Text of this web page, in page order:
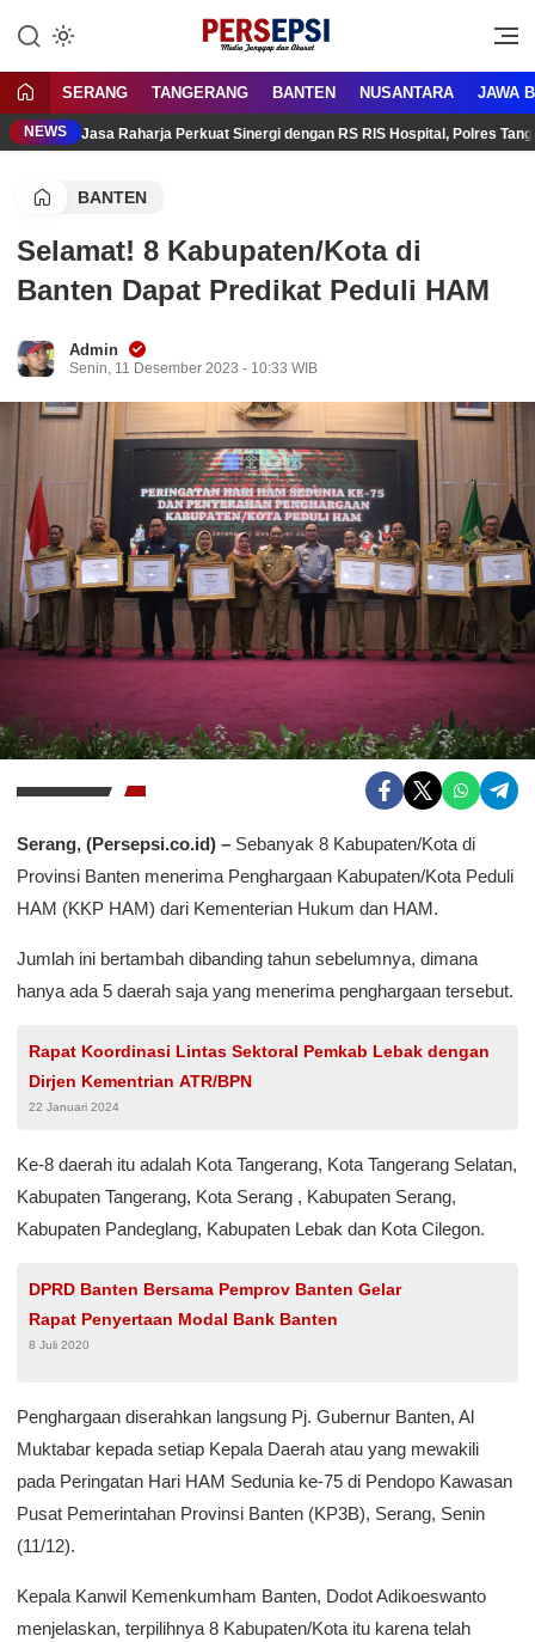
konten
Persepsi.co.id
Media Tanggap Dan Akurat
SERANG TANGERANG BANTEN NUSANTARA JAWA
NEWS Jasa Raharja Perkuat Sinergi dengan RS RIS Hospital, Polres
BANTEN
Selamat! 8 Kabupaten/Kota di
Banten Dapat Predikat Peduli HAM
Admin
Senin, 11 Desember 2023 - 10:33 WIB
Serang, (Persepsi.co.id) – Sebanyak 8 Kabupaten/Kota di
Provinsi Banten menerima Penghargaan Kabupaten/Kota Peduli
HAM (KKP HAM) dari Kementerian Hukum dan HAM.
Jumlah ini bertambah dibanding tahun sebelumnya, dimana
hanya ada 5 daerah saja yang menerima penghargaan tersebut.
Rapat Koordinasi Lintas Sektoral Pemkab Lebak dengan
Dirjen Kementrian ATR/BPN
22 Januari 2024
Ke-8 daerah itu adalah Kota Tangerang, Kota Tangerang Selatan,
Kabupaten Tangerang, Kota Serang , Kabupaten Serang,
Kabupaten Pandeglang, Kabupaten Lebak dan Kota Cilegon.
DPRD Banten Bersama Pemprov Banten Gelar
Rapat Penyertaan Modal Bank Banten
8 Juli 2020
Penghargaan diserahkan langsung Pj. Gubernur Banten, Al
Muktabar kepada setiap Kepala Daerah atau yang mewakili
pada Peringatan Hari HAM Sedunia ke-75 di Pendopo Kawasan
Pusat Pemerintahan Provinsi Banten (KP3B), Serang, Senin
(11/12).
Kepala Kanwil Kemenkumham Banten, Dodot Adikoeswanto
menjelaskan, terpilihnya 8 Kabupaten/Kota itu karena telah